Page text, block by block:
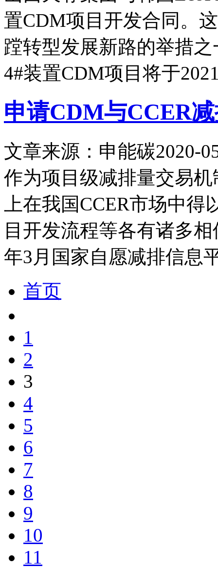
置CDM项目开发合同。
蹚转型发展新路的举措
4#装置CDM项目将于
申请CDM与CCER
文章来源：申能碳2020-
作为项目级减排量交易
上在我国CCER市场中
目开发流程等各有诸多
年3月国家自愿减排信息
首页
1
2
3
4
5
6
7
8
9
10
11